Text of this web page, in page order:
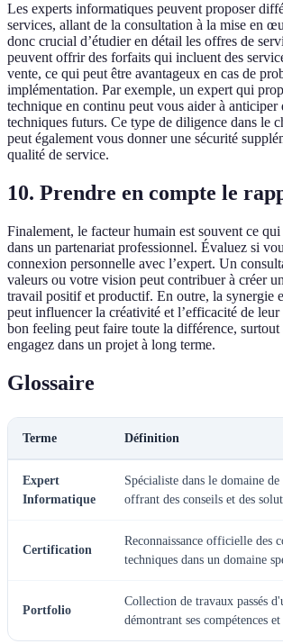
Les experts informatiques peuvent proposer
services, allant de la consultation à la mise en
donc crucial d’étudier en détail les offres de
peuvent offrir des forfaits qui incluent des
vente, ce qui peut être avantageux en cas de
implémentation. Par exemple, un expert qui
technique en continu peut vous aider à anticiper
techniques futurs. Ce type de diligence dans le
peut également vous donner une sécurité
qualité de service.
10. Prendre en compte le
Finalement, le facteur humain est souvent ce
dans un partenariat professionnel. Évaluez si
connexion personnelle avec l’expert. Un
valeurs ou votre vision peut contribuer à créer
travail positif et productif. En outre, la synergie
peut influencer la créativité et l’efficacité de
bon feeling peut faire toute la différence,
engagez dans un projet à long terme.
Glossaire
Terme Définition
Expert
Informatique
Spécialiste dans le domaine
offrant des conseils et des
Certification
Reconnaissance officielle des
techniques dans un domaine
Portfolio
Collection de travaux passés
démontrant ses compétences et